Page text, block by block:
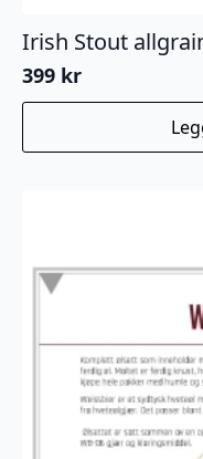
Irish Stout
399 kr